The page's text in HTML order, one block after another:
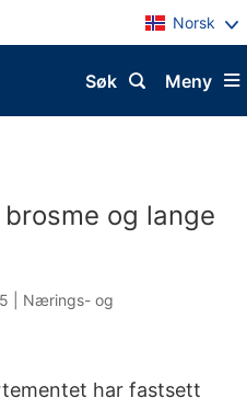
Norsk
Meny
Søk
og lange
Nærings- og
har fastsett